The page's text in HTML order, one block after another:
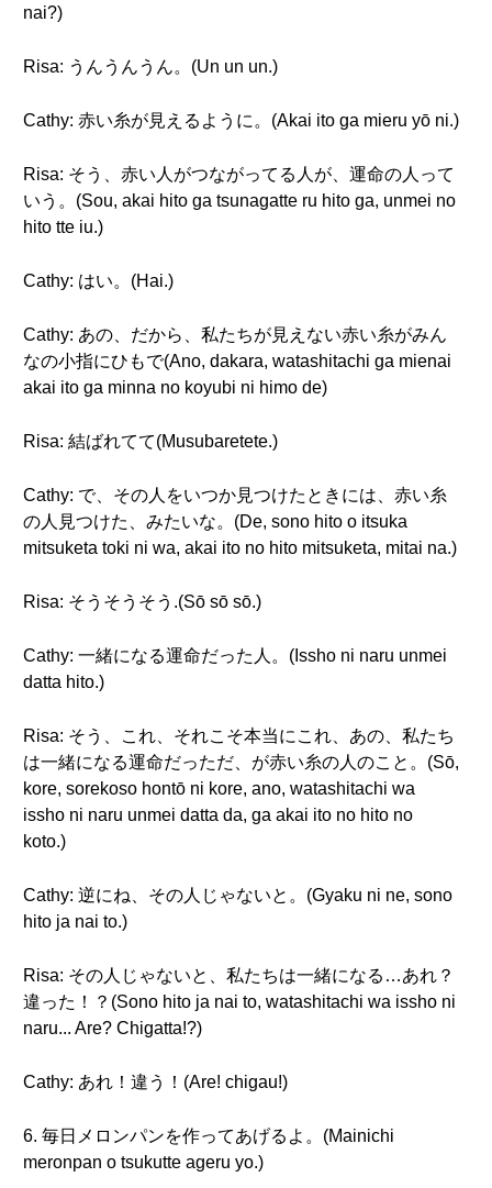
nai?)
Risa: うんうんうん。(Un un un.)
Cathy: 赤い糸が見えるように。(Akai ito ga mieru yō ni.)
Risa: そう、赤い人がつながってる人が、運命の人って
いう。(Sou, akai hito ga tsunagatte ru hito ga, unmei no
hito tte iu.)
Cathy: はい。(Hai.)
Cathy: あの、だから、私たちが見えない赤い糸がみん
なの小指にひもで(Ano, dakara, watashitachi ga mienai
akai ito ga minna no koyubi ni himo de)
Risa: 結ばれてて(Musubaretete.)
Cathy: で、その人をいつか見つけたときには、赤い糸
の人見つけた、みたいな。(De, sono hito o itsuka
mitsuketa toki ni wa, akai ito no hito mitsuketa, mitai na.)
Risa: そうそうそう.(Sō sō sō.)
Cathy: 一緒になる運命だった人。(Issho ni naru unmei
datta hito.)
Risa: そう、これ、それこそ本当にこれ、あの、私たち
は一緒になる運命だっただ、が赤い糸の人のこと。(Sō,
kore, sorekoso hontō ni kore, ano, watashitachi wa
issho ni naru unmei datta da, ga akai ito no hito no
koto.)
Cathy: 逆にね、その人じゃないと。(Gyaku ni ne, sono
hito ja nai to.)
Risa: その人じゃないと、私たちは一緒になる…あれ？
違った！？(Sono hito ja nai to, watashitachi wa issho ni
naru... Are? Chigatta!?)
Cathy: あれ！違う！(Are! chigau!)
6. 毎日メロンパンを作ってあげるよ。(Mainichi
meronpan o tsukutte ageru yo.)